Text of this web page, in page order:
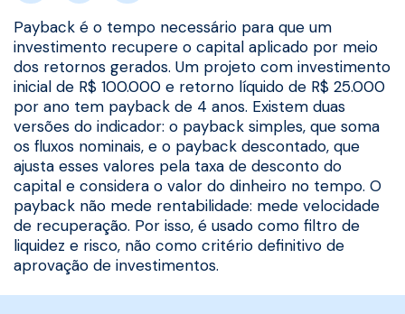
Payback é o tempo necessário para que um
investimento recupere o capital aplicado por meio
dos retornos gerados. Um projeto com investimento
inicial de R$ 100.000 e retorno líquido de R$ 25.000
por ano tem payback de 4 anos. Existem duas
versões do indicador: o payback simples, que soma
os fluxos nominais, e o payback descontado, que
ajusta esses valores pela taxa de desconto do
capital e considera o valor do dinheiro no tempo. O
payback não mede rentabilidade: mede velocidade
de recuperação. Por isso, é usado como filtro de
liquidez e risco, não como critério definitivo de
aprovação de investimentos.